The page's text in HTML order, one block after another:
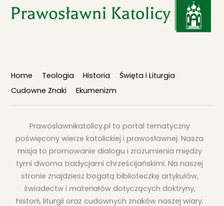
To
Home Teologia Historia
Święta i Liturgia
Cudowne Znaki
Ekumenizm
Prawoslawnikatolicy.pl to portal tematyczny
poświęcony wierze katolickiej i prawosławnej. Nasza
misja to promowanie dialogu i zrozumienia między
tymi dwoma tradycjami chrześcijańskimi. Na naszej
stronie znajdziesz bogatą biblioteczkę artykułów,
świadectw i materiałów dotyczących doktryny,
historii, liturgii oraz cudownych znaków naszej wiary.